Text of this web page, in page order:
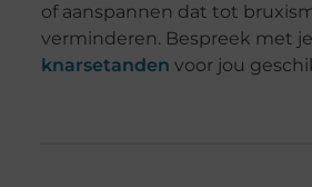
of aanspannen dat tot
verminderen. Bespreek met
knarsetanden voor jou